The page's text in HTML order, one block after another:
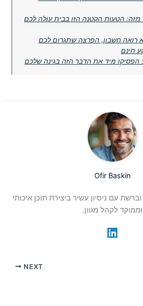
הטעות הקטנה הזו בבית עולה לכם
רואה חשבון, הפרצה שתגרום לכם
חינם
הפסיקו מיד את הדבר הזה בגינה שלכם
Ofir Baskin
תוכן וברשת עם ניסיון עשיר ביצירת תוכן איכותי
וממוקד לקהל מגוון.
NEXT